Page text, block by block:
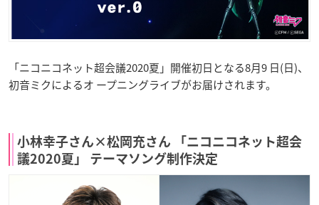
「ニコニコネット超会議2020夏」開催初日となる8月9 日(日)、
初音ミクによるオ ープニングライブがお届けされます。
小林幸子さん×松岡充さん 「ニコニコネット超会
議2020夏」 テーマソング制作決定